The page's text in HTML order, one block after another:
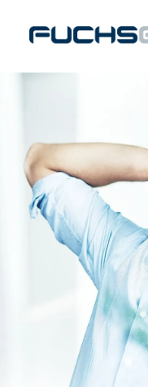
ONLINESHOP
BERATUNG
NEWS
UNTERNEHMEN
KARRIERE
SEARCH